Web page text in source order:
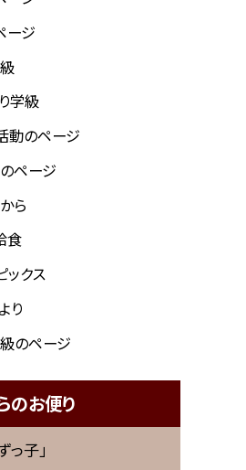
ージ
学級
動のページ
ページ
ら
食
ックス
り
のページ
のお便り
っ子」